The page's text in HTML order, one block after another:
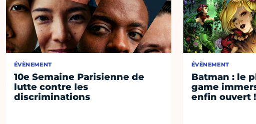
ÉVÈNEMENT
10e Semaine Parisienne de
lutte contre les
discriminations
ÉVÈNEMENT
Batman : le
game
enfin ouvert !